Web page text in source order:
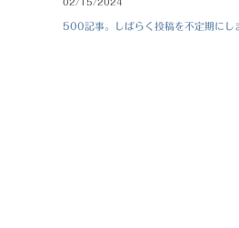
02/15/2024
500記事。しばらく投稿を不定期にし